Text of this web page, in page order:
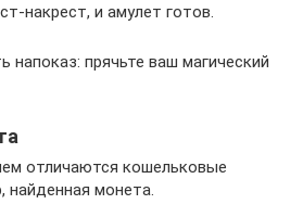
накрест, и амулет готов.
напоказ: прячьте ваш магический
отличаются кошельковые
найденная монета.